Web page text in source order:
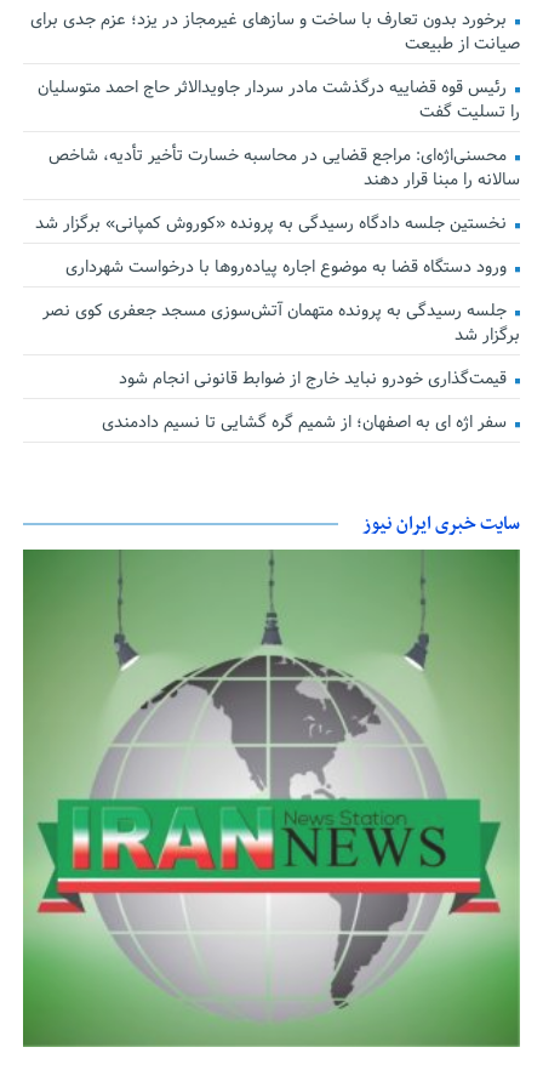
برخورد بدون تعارف با ساخت‌ و سازهای غیرمجاز در یزد؛ عزم جدی برای
صیانت از طبیعت
رئیس قوه قضاییه درگذشت مادر سردار جاویدالاثر حاج احمد متوسلیان
را تسلیت گفت
محسنی‌اژه‌ای: مراجع قضایی در محاسبه خسارت تأخیر تأدیه، شاخص
سالانه را مبنا قرار دهند
نخستین جلسه دادگاه رسیدگی به پرونده «کوروش کمپانی» برگزار شد
ورود دستگاه قضا به موضوع اجاره پیاده‌روها با درخواست شهرداری
جلسه رسیدگی به پرونده متهمان آتش‌سوزی مسجد جعفری کوی نصر
برگزار شد
قیمت‌گذاری خودرو نباید خارج از ضوابط قانونی انجام شود
سفر اژه ای به اصفهان؛ از شمیم گره گشایی تا نسیم دادمندی
سایت خبری ایران نیوز